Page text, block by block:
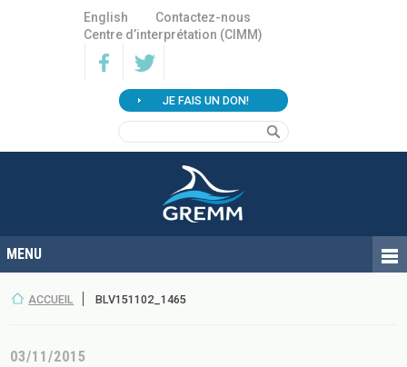
English
Contactez-nous
Centre d’interprétation (CIMM)
JE FAIS UN DON!
ACCUEIL BLV151102_1465
03/11/2015